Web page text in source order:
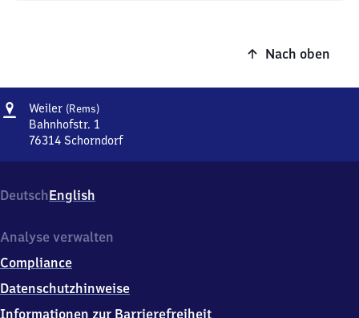
Nach oben
Adresse
Weiler (Rems)Weiler
(Rems)
Bahnhofstr. 1
76314 Schorndorf
Bahnhofstr.
1,
6
1
4
DeutschEnglish
Analyse verwalten
Compliance
Datenschutzhinweise
Informationen zur Barrierefreiheit